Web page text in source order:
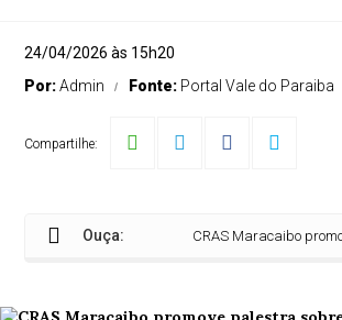
24/04/2026 às 15h20
Por:Admin Fonte: Portal Vale do Paraiba
Compartilhe:
Ouça: CRAS Maracaibo